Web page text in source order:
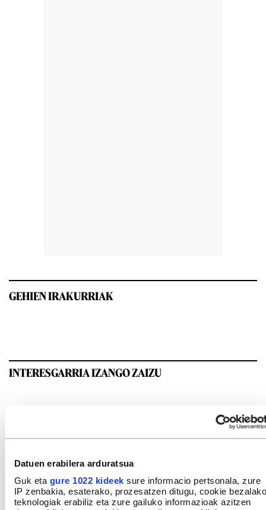
Datuen erabilera arduratsua
Guk eta gure 1022 kideek sure informacio pertsonala, zure
IP zenbakia, esaterako, prozesatzen ditugu, cookie bezalako
teknologiak erabiliz eta zure gailuko informazioak azitzen
GEHIEN IRAKURRIAK
INTERESGARRIA IZANGO ZAIZU